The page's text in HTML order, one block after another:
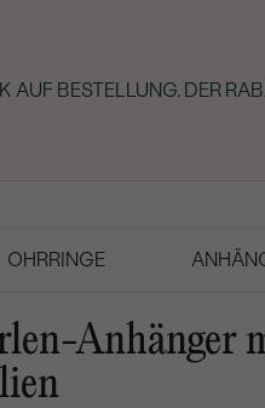
BESTELLUNG. DER
OHRRINGE
Anhänger